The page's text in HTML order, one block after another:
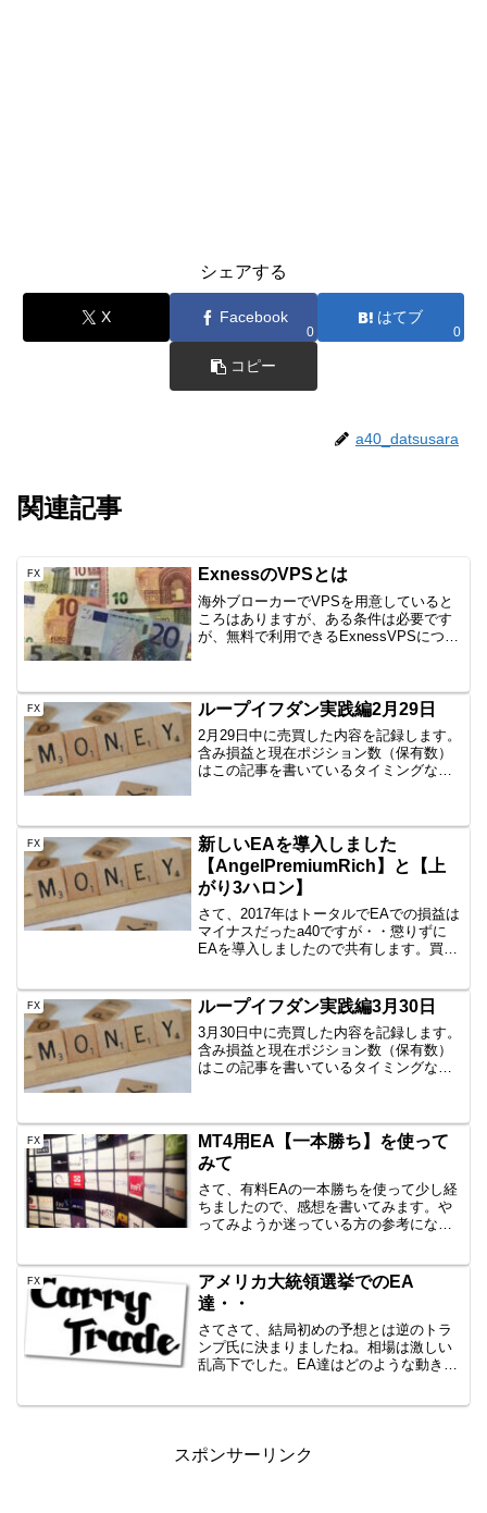
シェアする
X Facebook
0
はてブ
0
コピー
a40_datsusara
関連記事
FX ExnessのVPSとは
海外ブローカーでVPSを用意していると
ころはありますが、ある条件は必要です
が、無料で利用できるExnessVPSについ
るので、さらに...
FX ループイフダン実践編2月29日
2月29日中に売買した内容を記録します。
含み損益と現在ポジション数（保有数）
はこの記事を書いているタイミングなの
すので、公開です。AUD/JPY B40
1000通貨新...
FX
新しいEAを導入しました
【AngelPremiumRich】と【上
がり3ハロン】
さて、2017年はトータルでEAでの損益は
マイナスだったa40ですが・・懲りずに
EAを導入しましたので共有します。買っ
は、PremiumRi...
FX ループイフダン実践編3月30日
3月30日中に売買した内容を記録します。
含み損益と現在ポジション数（保有数）
はこの記事を書いているタイミングなの
すので、公開です。AUD/JPY B40
1000通貨新...
FX
MT4用EA【一本勝ち】を使って
みて
さて、有料EAの一本勝ちを使って少し経
ちましたので、感想を書いてみます。や
ってみようか迷っている方の参考になれ
USD/JPYの15分足を使った、デイトレー
ド、スキャルピ...
FX
アメリカ大統領選挙でのEA
達・・
さてさて、結局初めの予想とは逆のトラ
ンプ氏に決まりましたね。相場は激しい
乱高下でした。EA達はどのような動きを
スポンサーリンク